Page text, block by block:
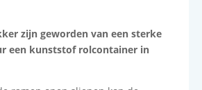
zijn geworden van een sterke
een kunststof rolcontainer in